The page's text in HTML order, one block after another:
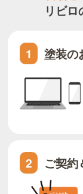
リビ
1 塗装の
2 ご契約